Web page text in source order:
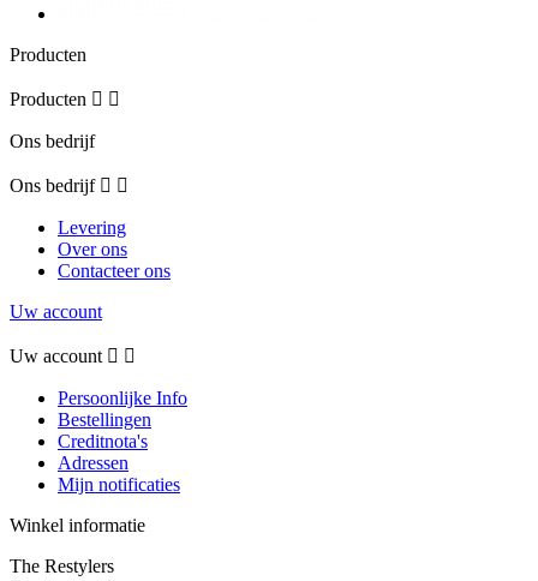
Producten
Producten  
Ons bedrijf
Ons bedrijf  
Levering
Over ons
Contacteer ons
Uw account
Uw account  
Persoonlijke Info
Bestellingen
Creditnota's
Adressen
Mijn notificaties
Winkel informatie
The Restylers